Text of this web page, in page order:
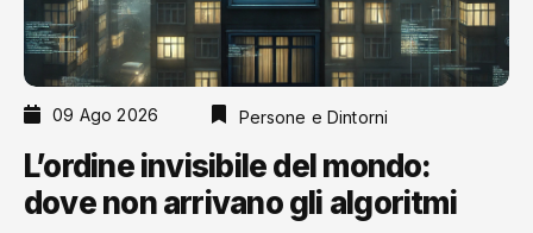
09 Ago 2026 Persone e Dintorni
L’ordine invisibile del mondo:
dove non arrivano gli algoritmi